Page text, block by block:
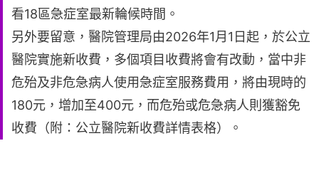
看18區急症室最新輪候時間。
另外要留意，醫院管理局由2026年1月1日起，於公立
醫院實施新收費，多個項目收費將會有改動，當中非
危殆及非危急病人使用急症室服務費用，將由現時的
180元，增加至400元，而危殆或危急病人則獲豁免
收費（附：公立醫院新收費詳情表格）。